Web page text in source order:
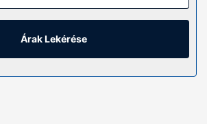
és a televíziókon nézhető
kínálata mind a vendégek
A kényelmi felszerelések és
Árak Lekérése